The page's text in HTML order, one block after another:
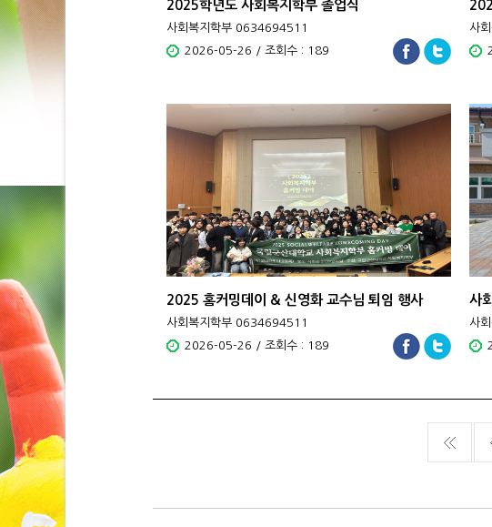
2025학년도 사회복지학부 졸업식
사회복지학부 0634694511
2026-05-26 / 조회수 : 189
사
2025 홈커밍데이 & 신영화 교수님 퇴임 행사
사회복지학부 0634694511
2026-05-26 / 조회수 : 189
사
원
사